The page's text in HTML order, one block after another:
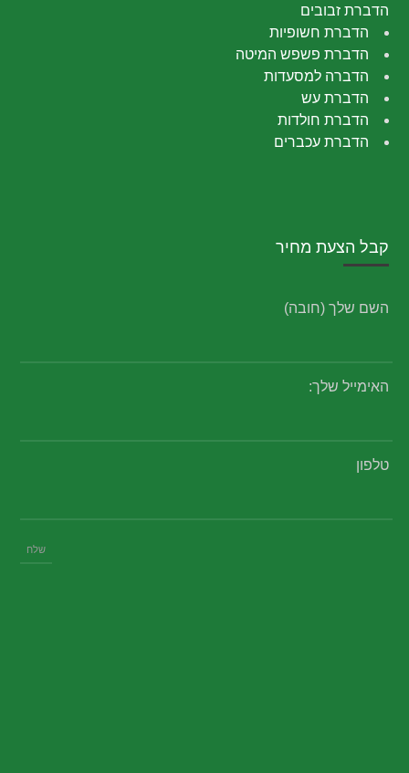
הדברת זבובים
הדברת חשופיות
הדברת פשפש המיטה
הדברה למסעדות
הדברת עש
הדברת חולדות
הדברת עכברים
קבל הצעת מחיר
השם שלך (חובה)
האימייל שלך:
טלפון